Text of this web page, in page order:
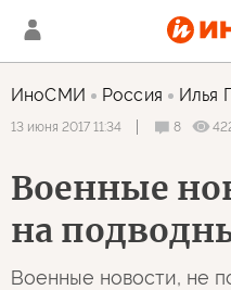
ИноСМИ Россия Илья
13 июня 2017 11:34 8
Военные
на
Военные новости, не